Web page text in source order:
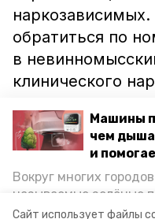
Сайт использует файлы
Машины
чем
и
Вокруг многих
называемые зелёные
снижающие
обратиться по
в
клинического
до 18:00 и в
Невинномысска
итогах